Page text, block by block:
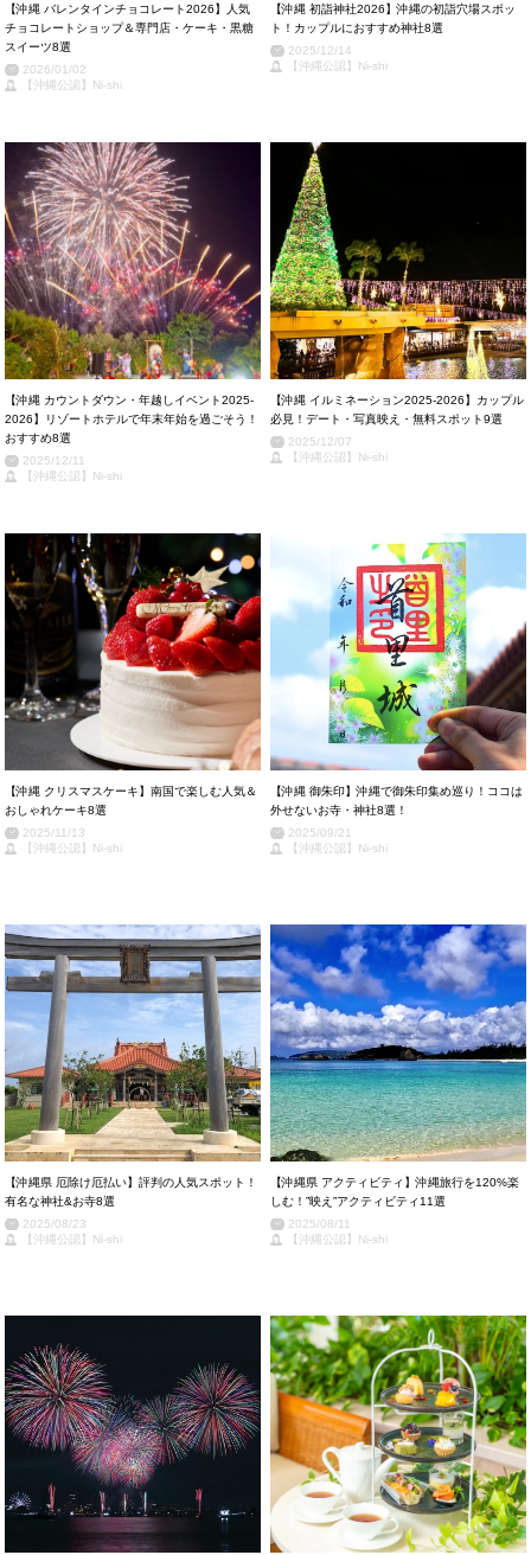
【沖縄 バレンタインチョコレート2026】人気
チョコレートショップ＆専門店・ケーキ・黒糖
スイーツ8選
2026/01/02
【沖縄公認】Ni-shi
【沖縄 初詣神社2026】沖縄の初詣穴場スポッ
ト！カップルにおすすめ神社8選
2025/12/14
【沖縄公認】Ni-shi
【沖縄 カウントダウン・年越しイベント2025-
2026】リゾートホテルで年末年始を過ごそう！
おすすめ8選
2025/12/11
【沖縄公認】Ni-shi
【沖縄 イルミネーション2025-2026】カップル
必見！デート・写真映え・無料スポット9選
2025/12/07
【沖縄公認】Ni-shi
【沖縄 クリスマスケーキ】南国で楽しむ人気＆
おしゃれケーキ8選
2025/11/13
【沖縄公認】Ni-shi
【沖縄 御朱印】沖縄で御朱印集め巡り！ココは
外せないお寺・神社8選！
2025/09/21
【沖縄公認】Ni-shi
【沖縄県 厄除け厄払い】評判の人気スポット！
有名な神社&お寺8選
2025/08/23
【沖縄公認】Ni-shi
【沖縄県 アクティビティ】沖縄旅行を120%楽
しむ！”映え”アクティビティ11選
2025/08/11
【沖縄公認】Ni-shi